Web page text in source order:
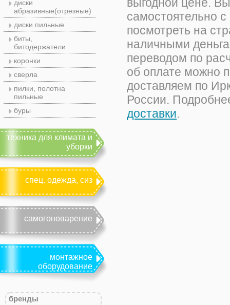
диски
абразивные(отрезные)
диски пильные
биты,
битодержатели
коронки
сверла
пилки, полотна
пильные
буры
техника для климата и
уборки
спец. одежда, сиз
самогоноварение
монтажное
оборудование
бренды
самостоятельно
посмотреть на
наличными
переводом по
об оплате можно
доставляем по
России.
доставки.